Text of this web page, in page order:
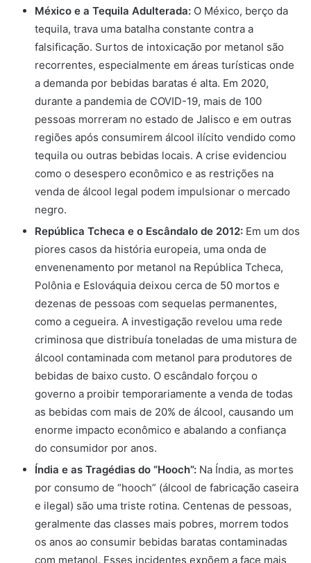
México e a Tequila Adulterada: O México, berço da
tequila, trava uma batalha constante contra a
falsificação. Surtos de intoxicação por metanol são
recorrentes, especialmente em áreas turísticas onde
a demanda por bebidas baratas é alta. Em 2020,
durante a pandemia de COVID-19, mais de 100
pessoas morreram no estado de Jalisco e em outras
regiões após consumirem álcool ilícito vendido como
tequila ou outras bebidas locais. A crise evidenciou
como o desespero econômico e as restrições na
venda de álcool legal podem impulsionar o mercado
negro.
República Tcheca e o Escândalo de 2012: Em um dos
piores casos da história europeia, uma onda de
envenenamento por metanol na República Tcheca,
Polônia e Eslováquia deixou cerca de 50 mortos e
dezenas de pessoas com sequelas permanentes,
como a cegueira. A investigação revelou uma rede
criminosa que distribuía toneladas de uma mistura de
álcool contaminada com metanol para produtores de
bebidas de baixo custo. O escândalo forçou o
governo a proibir temporariamente a venda de todas
as bebidas com mais de 20% de álcool, causando um
enorme impacto econômico e abalando a confiança
do consumidor por anos.
Índia e as Tragédias do “Hooch”: Na Índia, as mortes
por consumo de “hooch” (álcool de fabricação caseira
e ilegal) são uma triste rotina. Centenas de pessoas,
geralmente das classes mais pobres, morrem todos
os anos ao consumir bebidas baratas contaminadas
com metanol. Esses incidentes expõem a face mais